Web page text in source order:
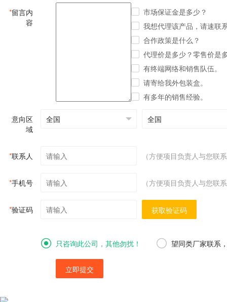
*留言内
容
市场保证金是多少？
我想代理该产品，请速联
合作政策是什么？
代理价是多少？零售价是
有终端网络和销售队伍。
请寄给我外包装盒。
有多年的销售经验。
意向区
域
*联系人 （方便项目负责人与您联
*手机号 （方便项目负责人与您联
*验证码 获取验证码
只咨询此公司，其他勿扰！ 望同类厂家联系
立即提交